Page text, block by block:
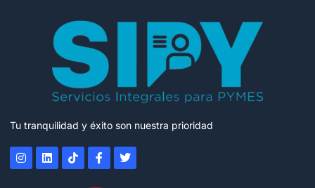
Tu tranquilidad y éxito son nuestra prioridad